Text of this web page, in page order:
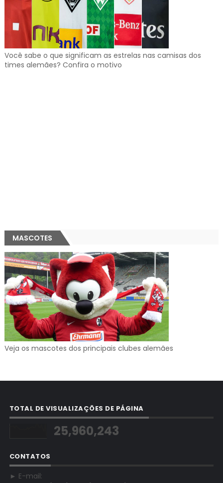
Você sabe o que significam as estrelas nas camisas dos
times alemães? Confira o motivo
MASCOTES
Veja os mascotes dos principais clubes alemães
TOTAL DE VISUALIZAÇÕES DE PÁGINA
25,960,243
CONTATOS
► E-mail: